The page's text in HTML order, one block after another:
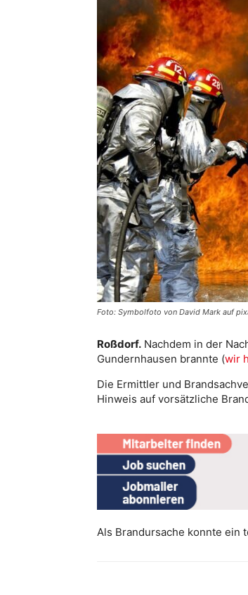
Foto: Symbolfoto von David Mark auf
Roßdorf. Nachdem in der
Gundernhausen brannte (wir
Die Ermittler und
Hinweis auf vorsätzliche
Als Brandursache konnte ein